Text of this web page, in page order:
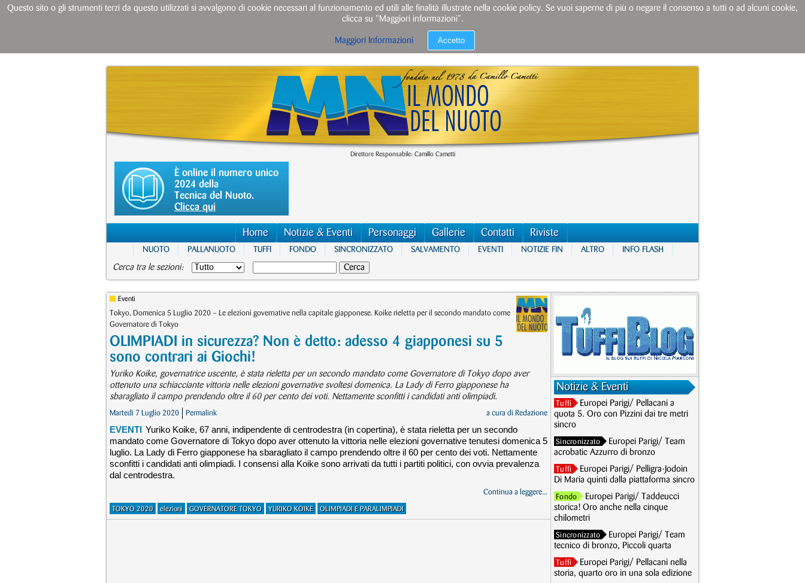
Direttore Responsabile: Camillo Cametti
È online il numero unico
2024 della
Tecnica del Nuoto.
Clicca qui
Home Notizie & Eventi Personaggi Gallerie Contatti Riviste
NUOTO PALLANUOTO TUFFI FONDO SINCRONIZZATO SALVAMENTO EVENTI NOTIZIE FIN ALTRO INFO FLASH
Cerca tra le sezioni:
Eventi
Tokyo, Domenica 5 Luglio 2020 – Le elezioni governative nella capitale giapponese. Koike rieletta per il secondo mandato come
Governatore di Tokyo
OLIMPIADI in sicurezza? Non è detto: adesso 4 giapponesi su 5
sono contrari ai Giochi!
Yuriko Koike, governatrice uscente, è stata rieletta per un secondo mandato come Governatore di Tokyo dopo aver
ottenuto una schiacciante vittoria nelle elezioni governative svoltesi domenica. La Lady di Ferro giapponese ha
sbaragliato il campo prendendo oltre il 60 per cento dei voti. Nettamente sconfitti i candidati anti olimpiadi.
Martedì 7 Luglio 2020 Permalink a cura di Redazione
EVENTI Yuriko Koike, 67 anni, indipendente di centrodestra (in copertina), è stata rieletta per un secondo
mandato come Governatore di Tokyo dopo aver ottenuto la vittoria nelle elezioni governative tenutesi domenica 5
luglio. La Lady di Ferro giapponese ha sbaragliato il campo prendendo oltre il 60 per cento dei voti. Nettamente
sconfitti i candidati anti olimpiadi. I consensi alla Koike sono arrivati da tutti i partiti politici, con ovvia prevalenza
dal centrodestra.
Continua a leggere...
TOKYO 2020 elezioni GOVERNATORE TOKYO YURIKO KOIKE OLIMPIADI E PARALIMPIADI
Notizie & Eventi
Tuffi
Europei Parigi/ Pellacani a
quota 5. Oro con Pizzini dai tre metri
sincro
Sincronizzato
Europei Parigi/ Team
acrobatic Azzurro di bronzo
Tuffi
Europei Parigi/ Pelligra-Jodoin
Di Maria quinti dalla piattaforma sincro
Fondo
Europei Parigi/ Taddeucci
storica! Oro anche nella cinque
chilometri
Sincronizzato
Europei Parigi/ Team
tecnico di bronzo, Piccoli quarta
Tuffi
Europei Parigi/ Pellacani nella
storia, quarto oro in una sola edizione
Questo sito o gli strumenti terzi da questo utilizzati si avvalgono di cookie necessari al funzionamento ed utili alle finalità illustrate nella cookie policy. Se vuoi saperne di più o negare il consenso a tutti o ad alcuni cookie,
clicca su "Maggiori informazioni”.
Maggiori Informazioni Accetto